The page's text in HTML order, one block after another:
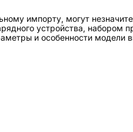
импорту, могут
устройства, набором
и особенности